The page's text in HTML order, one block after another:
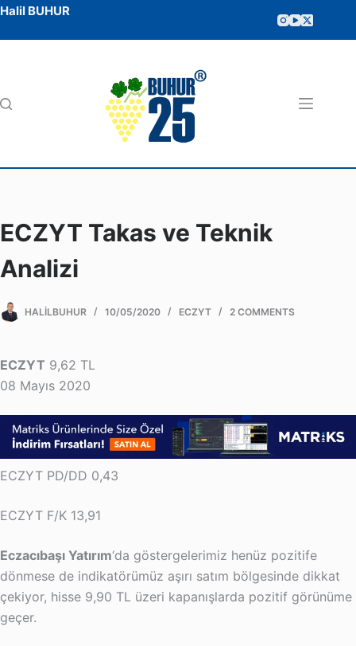
Halil BUHUR
ECZYT Takas ve Teknik
Analizi
HALILBUHUR 10/05/2020 ECZYT 2 COMMENTS
ECZYT 9,62 TL
08 Mayıs 2020
ECZYT PD/DD 0,43
ECZYT F/K 13,91
Eczacıbaşı Yatırım‘da göstergelerimiz henüz pozitife
dönmese de indikatörümüz aşırı satım bölgesinde dikkat
çekiyor, hisse 9,90 TL üzeri kapanışlarda pozitif görünüme
geçer.